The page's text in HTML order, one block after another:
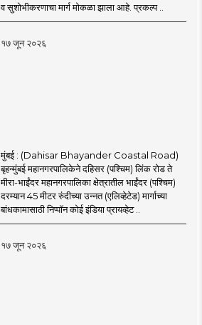
व सुशोभीकरणाचा मार्ग मोकळा झाला आहे. प्रकल्प ..
१७ जून २०२६
मुंबई : (Dahisar Bhayander Coastal Road)
बृहन्मुंबई महानगरपालिकेने दहिसर (पश्चिम) लिंक रोड ते
मीरा-भाईंदर महानगरपालिका क्षेत्रातील भाईंदर (पश्चिम)
दरम्यान 45 मीटर रुंदीच्या उन्नत (एलिव्हेटेड) मार्गाच्या
बांधकामासाठी निप्पॉन कोई इंडिया प्रायव्हेट ..
१७ जून २०२६